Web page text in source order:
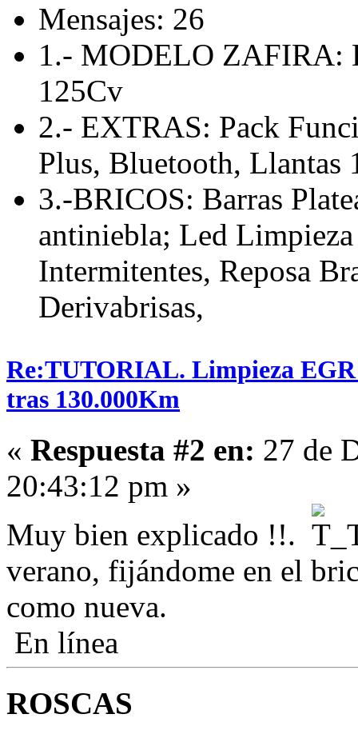
Mensajes: 26
1.- MODELO ZAFIRA:
125Cv
2.- EXTRAS: Pack
Plus, Bluetooth, Llantas
3.-BRICOS: Barras
antiniebla; Led
Intermitentes, Reposa
Derivabrisas,
Re:TUTORIAL. Limpieza
tras 130.000Km
« Respuesta #2 en: 27 de
20:43:12 pm »
Muy bien explicado !!.
verano, fijándome en el
como nueva.
En línea
ROSCAS